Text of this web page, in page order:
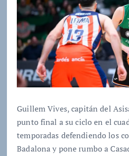
Guillem Vives, capitán del
punto final a su ciclo en el
temporadas defendiendo los
Badalona y pone rumbo a